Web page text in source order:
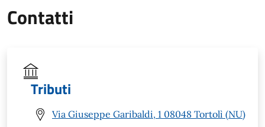
Contatti
Tributi
Via Giuseppe Garibaldi, 1 08048 Tortolì (NU)